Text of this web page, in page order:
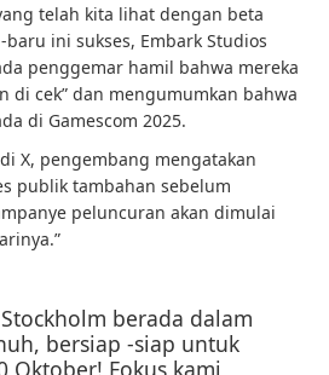
telah kita lihat dengan beta
ini sukses, Embark Studios
penggemar hamil bahwa mereka
di cek” dan mengumumkan bahwa
di Gamescom 2025.
X, pengembang mengatakan
publik tambahan sebelum
peluncuran akan dimulai
berada dalam
bersiap -siap untuk
Oktober! Fokus kami